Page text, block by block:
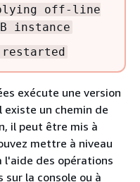
off-line
instance
restarted
exécute une version
un chemin de
il peut être mis à
mettre à niveau
des opérations
sur la console ou à